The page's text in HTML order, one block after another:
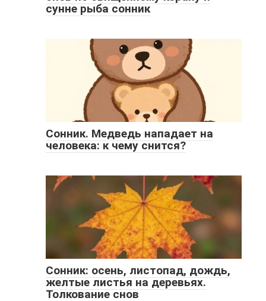
сунне рыба сонник
Сонник. Медведь нападает на
человека: к чему снится?
Сонник: осень, листопад, дождь,
желтые листья на деревьях.
Толкование снов